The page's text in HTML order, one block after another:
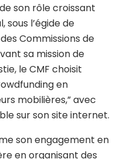
son rôle croissant
l’égide de
Commissions de
sa mission de
le CMF choisit
en
mobilières,” avec
sur son site internet.
son engagement en
en organisant des